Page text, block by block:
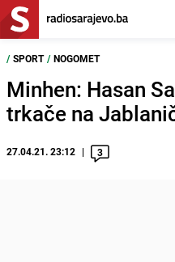
/ SPORT / NOGOMET
Minhen: Hasan
trkače na
27.04.21. 23:12 3